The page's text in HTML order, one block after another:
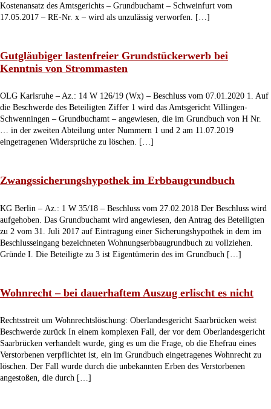
Kostenansatz des Amtsgerichts – Grundbuchamt – Schweinfurt vom
17.05.2017 – RE-Nr. x – wird als unzulässig verworfen. […]
Gutgläubiger lastenfreier Grundstückerwerb bei
Kenntnis von Strommasten
OLG Karlsruhe – Az.: 14 W 126/19 (Wx) – Beschluss vom 07.01.2020 1. Auf
die Beschwerde des Beteiligten Ziffer 1 wird das Amtsgericht Villingen-
Schwenningen – Grundbuchamt – angewiesen, die im Grundbuch von H Nr.
… in der zweiten Abteilung unter Nummern 1 und 2 am 11.07.2019
eingetragenen Widersprüche zu löschen. […]
Zwangssicherungshypothek im Erbbaugrundbuch
KG Berlin – Az.: 1 W 35/18 – Beschluss vom 27.02.2018 Der Beschluss wird
aufgehoben. Das Grundbuchamt wird angewiesen, den Antrag des Beteiligten
zu 2 vom 31. Juli 2017 auf Eintragung einer Sicherungshypothek in dem im
Beschlusseingang bezeichneten Wohnungserbbaugrundbuch zu vollziehen.
Gründe I. Die Beteiligte zu 3 ist Eigentümerin des im Grundbuch […]
Wohnrecht – bei dauerhaftem Auszug erlischt es nicht
Rechtsstreit um Wohnrechtslöschung: Oberlandesgericht Saarbrücken weist
Beschwerde zurück In einem komplexen Fall, der vor dem Oberlandesgericht
Saarbrücken verhandelt wurde, ging es um die Frage, ob die Ehefrau eines
Verstorbenen verpflichtet ist, ein im Grundbuch eingetragenes Wohnrecht zu
löschen. Der Fall wurde durch die unbekannten Erben des Verstorbenen
angestoßen, die durch […]